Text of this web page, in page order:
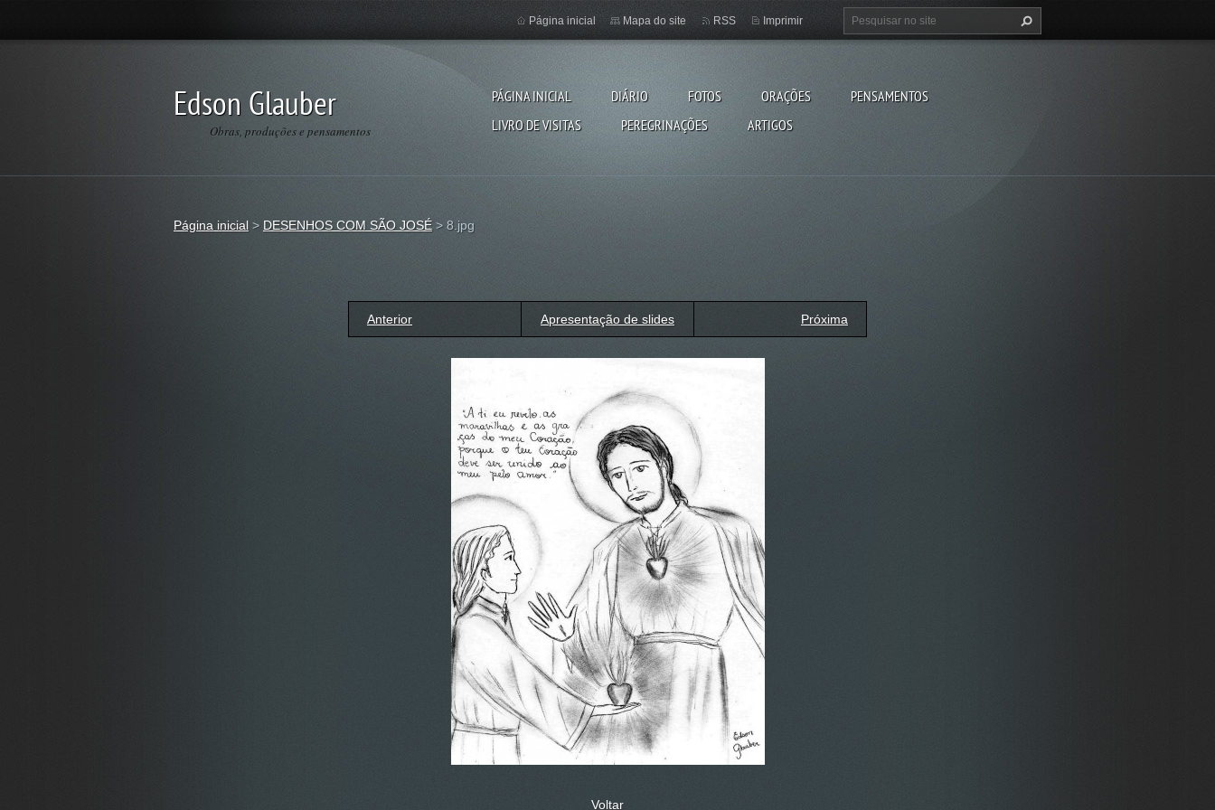
Edson Glauber
Obras, produções e pensamentos
PÁGINA INICIAL DIÁRIO FOTOS ORAÇÕES
PENSAMENTOS
LIVRO DE VISITAS
PEREGRINAÇÕES ARTIGOS
Página inicial Mapa do site RSS Imprimir
Página inicial > DESENHOS COM SÃO JOSÉ > 8.jpg
Anterior Apresentação de slides Próxima
Voltar